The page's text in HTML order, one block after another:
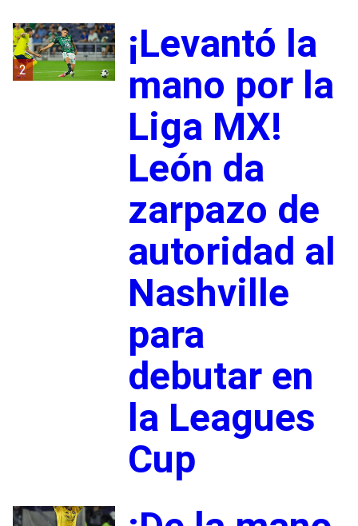
2
¡Levantó la
mano por la
Liga MX!
León da
zarpazo de
autoridad al
Nashville
para
debutar en
la Leagues
Cup